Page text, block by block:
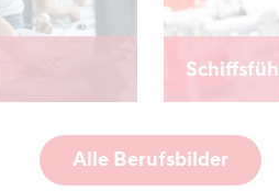
Alle Berufsbilder